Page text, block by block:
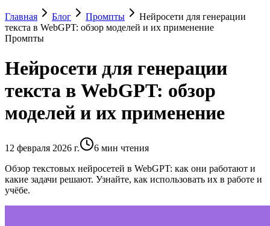
Главная Блог Промпты
Нейросети для генерации
текста в WebGPT: обзор моделей и их применение
Промпты
Нейросети для генерации
текста в WebGPT: обзор
моделей и их применение
12 февраля 2026 г. 6 мин чтения
Обзор текстовых нейросетей в WebGPT: как они работают и
какие задачи решают. Узнайте, как использовать их в работе и
учёбе.